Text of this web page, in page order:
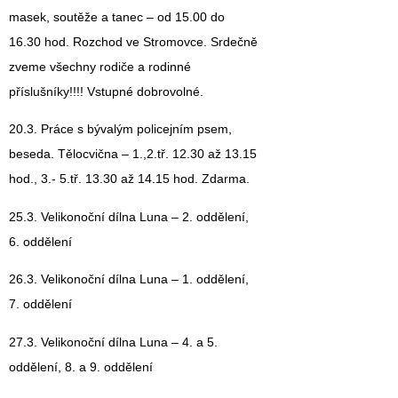
masek, soutěže a tanec – od 15.00 do
16.30 hod. Rozchod ve Stromovce. Srdečně
zveme všechny rodiče a rodinné
příslušníky!!!! Vstupné dobrovolné.
20.3. Práce s bývalým policejním psem,
beseda. Tělocvična – 1.,2.tř. 12.30 až 13.15
hod., 3.- 5.tř. 13.30 až 14.15 hod. Zdarma.
25.3. Velikonoční dílna Luna – 2. oddělení,
6. oddělení
26.3. Velikonoční dílna Luna – 1. oddělení,
7. oddělení
27.3. Velikonoční dílna Luna – 4. a 5.
oddělení, 8. a 9. oddělení